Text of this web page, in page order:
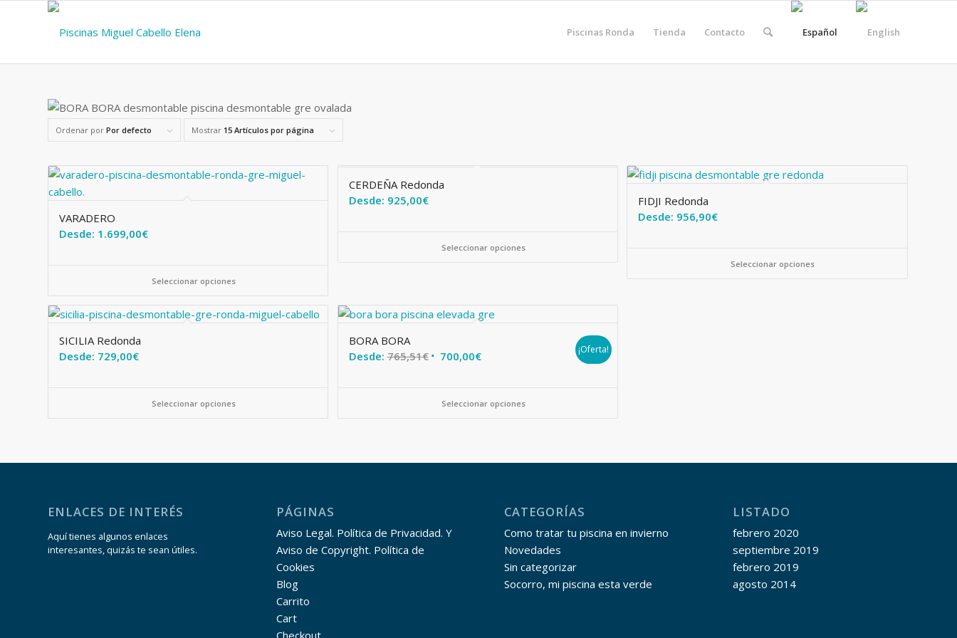
Piscinas Ronda Tienda Contacto
Ordenar por Por defecto Mostrar 15 Artículos por página
VARADERO
Desde: 1.699,00€
Seleccionar opciones
CERDEÑA Redonda
Desde: 925,00€
Seleccionar opciones
FIDJI Redonda
Desde: 956,90€
Seleccionar opciones
SICILIA Redonda
Desde: 729,00€
Seleccionar opciones
BORA BORA
Desde:765,51€ 700,00€ ¡Oferta!
Seleccionar opciones
ENLACES DE INTERÉS
Aquí tienes algunos enlaces
interesantes, quizás te sean útiles.
PÁGINAS
Aviso Legal. Política de Privacidad. Y
Aviso de Copyright. Política de
Cookies
Blog
Carrito
Cart
CATEGORÍAS
Como tratar tu piscina en invierno
Novedades
Sin categorizar
Socorro, mi piscina esta verde
LISTADO
febrero 2020
septiembre 2019
febrero 2019
agosto 2014